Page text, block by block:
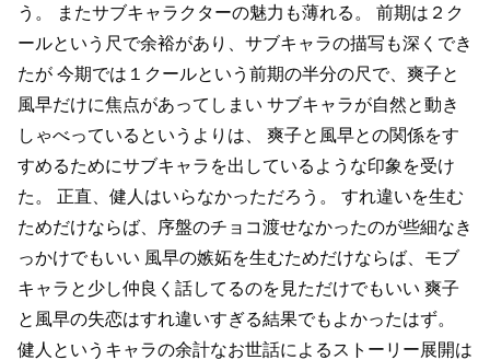
う。
またサブキャラクターの魅力も薄れる。
前期は２ク
ールという尺で余裕があり、サブキャラの描写も深くでき
たが 今期では１クールという前期の半分の尺で、爽子と
風早だけに焦点があってしまい サブキャラが自然と動き
しゃべっているというよりは、
爽子と風早との関係をす
すめるためにサブキャラを出しているような印象を受け
た。
正直、健人はいらなかっただろう。
すれ違いを生む
ためだけならば、序盤のチョコ渡せなかったのが些細なき
っかけでもいい 風早の嫉妬を生むためだけならば、モブ
キャラと少し仲良く話してるのを見ただけでもいい 爽子
と風早の失恋はすれ違いすぎる結果でもよかったはず。
健人というキャラの余計なお世話によるストーリー展開は